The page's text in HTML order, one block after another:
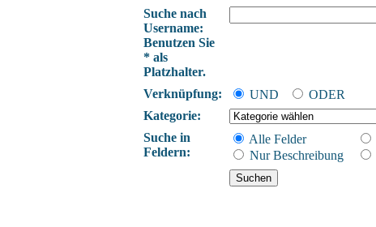
Suche nach
Username:
Benutzen Sie
* als
Platzhalter.
Verknüpfung:
UND
ODER
Kategorie:
Suche in
Feldern:
Alle Felder
Nur Beschreibung